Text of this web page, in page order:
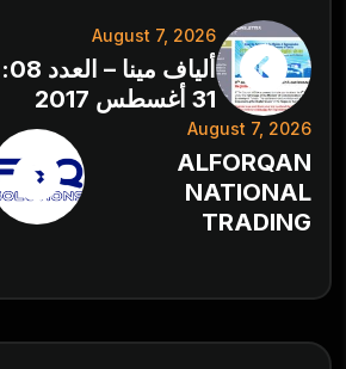
August 7, 2026
ألياف مينا – العدد 08:
31 أغسطس 2017
August 7, 2026
ALFORQAN
NATIONAL
TRADING